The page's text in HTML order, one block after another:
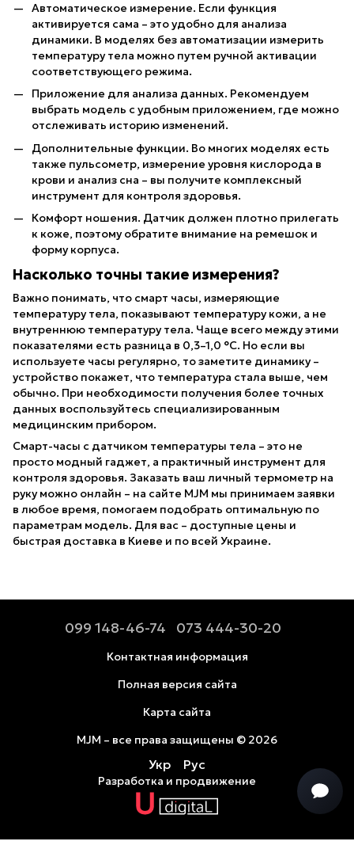
Автоматическое измерение. Если функция
активируется сама – это удобно для анализа
динамики. В моделях без автоматизации измерить
температуру тела можно путем ручной активации
соответствующего режима.
Приложение для анализа данных. Рекомендуем
выбрать модель с удобным приложением, где можно
отслеживать историю изменений.
Дополнительные функции. Во многих моделях есть
также пульсометр, измерение уровня кислорода в
крови и анализ сна – вы получите комплексный
инструмент для контроля здоровья.
Комфорт ношения. Датчик должен плотно прилегать
к коже, поэтому обратите внимание на ремешок и
форму корпуса.
Насколько точны такие измерения?
Важно понимать, что смарт часы, измеряющие
температуру тела, показывают температуру кожи, а не
внутреннюю температуру тела. Чаще всего между этими
показателями есть разница в 0,3–1,0 °C. Но если вы
используете часы регулярно, то заметите динамику –
устройство покажет, что температура стала выше, чем
обычно. При необходимости получения более точных
данных воспользуйтесь специализированным
медицинским прибором.
Смарт-часы с датчиком температуры тела – это не
просто модный гаджет, а практичный инструмент для
контроля здоровья. Заказать ваш личный термометр на
руку можно онлайн – на сайте MJM мы принимаем заявки
в любое время, помогаем подобрать оптимальную по
параметрам модель. Для вас – доступные цены и
быстрая доставка в Киеве и по всей Украине.
099 148-46-74 073 444-30-20
Контактная информация
Полная версия сайта
Карта сайта
MJM – все права защищены © 2026
Укр Рус
Разработка и продвижение